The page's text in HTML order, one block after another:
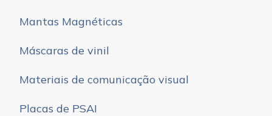
Mantas Magnéticas
Máscaras de vinil
Materiais de comunicação visual
Placas de PSAI